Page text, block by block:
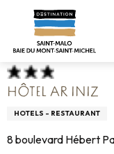
contenu
Startseite
Hôtel Ar Iniz
HÔTEL AR INIZ
HOTELS - RESTAURANT
8 boulevard Hébert